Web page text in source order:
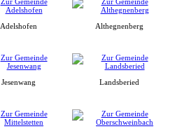
Adelshofen Althegnenberg
Jesenwang Landsberied